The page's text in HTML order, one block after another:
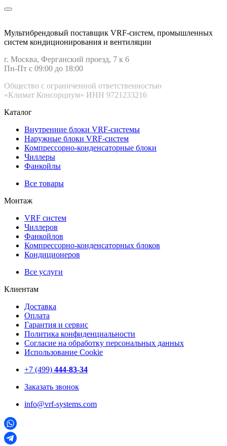
Мультибрендовый поставщик VRF-cистем, промышленных
систем кондиционирования и вентиляции
г. Москва, Ферганский проезд, 7 к 6
Пн-Пт с 09:00 до 18:00
Общество с ограниченной ответственностью
«Климат Консорциум» ИНН 9721233216
Каталог
Внутренние блоки VRF-cистемы
Наружные блоки VRF-cистем
Компрессорно-конденсаторные блоки
Чиллеры
Фанкойлы
Все товары
Монтаж
VRF систем
Чиллеров
Фанкойлов
Компрессорно-конденсаторных блоков
Кондиционеров
Все услуги
Клиентам
Доставка
Оплата
Гарантия и сервис
Политика конфиденциальности
Согласие на обработку персональных данных
Использование Cookie
+7 (499) 444-83-34
Заказать звонок
info@vrf-systems.com